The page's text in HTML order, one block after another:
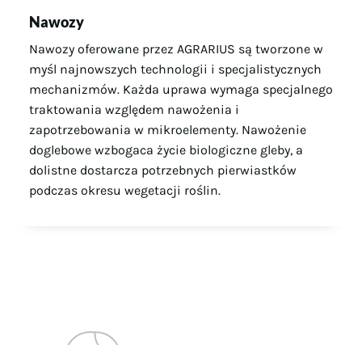
Nawozy
Nawozy oferowane przez AGRARIUS są tworzone w
myśl najnowszych technologii i specjalistycznych
mechanizmów. Każda uprawa wymaga specjalnego
traktowania względem nawożenia i
zapotrzebowania w mikroelementy. Nawożenie
doglebowe wzbogaca życie biologiczne gleby, a
dolistne dostarcza potrzebnych pierwiastków
podczas okresu wegetacji roślin.